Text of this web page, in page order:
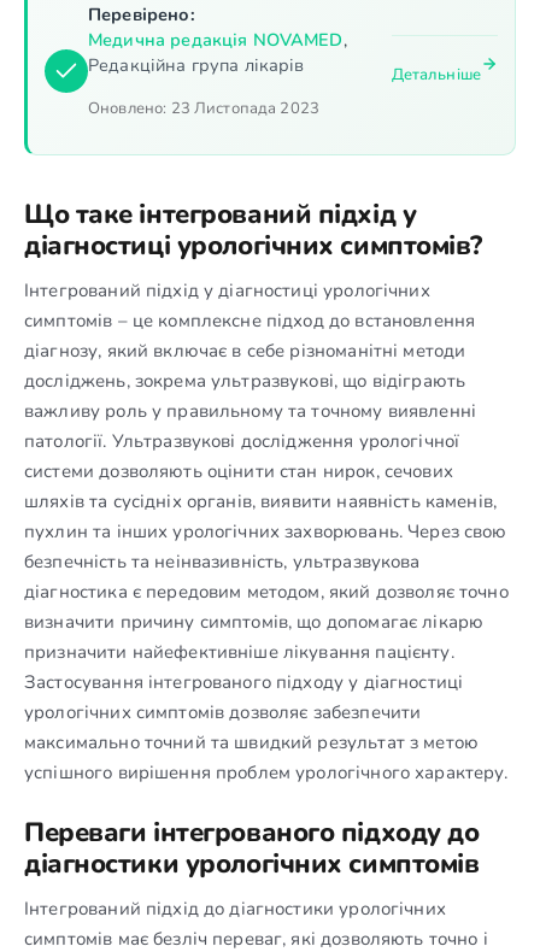
Перевірено:
Медична редакція NOVAMED,
Редакційна група лікарів
Оновлено: 23 Листопада 2023
Детальніше
Що таке інтегрований підхід у
діагностиці урологічних симптомів?
Інтегрований підхід у діагностиці урологічних
симптомів – це комплексне підход до встановлення
діагнозу, який включає в себе різноманітні методи
досліджень, зокрема ультразвукові, що відіграють
важливу роль у правильному та точному виявленні
патології. Ультразвукові дослідження урологічної
системи дозволяють оцінити стан нирок, сечових
шляхів та сусідніх органів, виявити наявність каменів,
пухлин та інших урологічних захворювань. Через свою
безпечність та неінвазивність, ультразвукова
діагностика є передовим методом, який дозволяє точно
визначити причину симптомів, що допомагає лікарю
призначити найефективніше лікування пацієнту.
Застосування інтегрованого підходу у діагностиці
урологічних симптомів дозволяє забезпечити
максимально точний та швидкий результат з метою
успішного вирішення проблем урологічного характеру.
Переваги інтегрованого підходу до
діагностики урологічних симптомів
Інтегрований підхід до діагностики урологічних
симптомів має безліч переваг, які дозволяють точно і